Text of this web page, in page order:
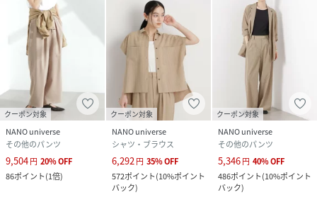
■コーディネート
・Tシャツやブラウスと合わせれば、程よくリラックス感の
ある大人カジュアルスタイルにも◎
・同素材のジャケットと合わせたセットアップスタイルで、
きれいめなオフィスコーデに
・同素材のシャツやワンピースと同系色で合わせたコーディ
ネートも素敵
■シリーズ
・6696116306 メランジドライ ハーフスリーブシングルジ
ャケット(セットアップ可)
クーポン対象
NANO universe
その他のパンツ
9,504円 20%OFF
86ポイント(1倍)
クーポン対象
NANO universe
シャツ・ブラウス
6,292円 35%OFF
572ポイント(10%ポイント
バック)
クーポン対象
NANO universe
その他のパンツ
5,346円 40%OFF
486ポイント(10%ポイント
バック)